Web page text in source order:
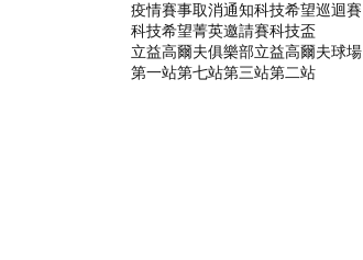
疫情賽事取消通知科技希望巡迴賽
科技希望菁英邀請賽科技盃
立益高爾夫俱樂部立益高爾夫球場
第一站第七站第三站第二站